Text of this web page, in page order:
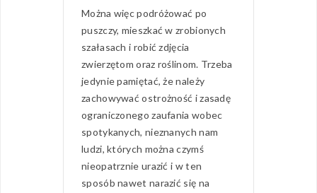
Można więc podróżować po
puszczy, mieszkać w zrobionych
szałasach i robić zdjęcia
zwierzętom oraz roślinom. Trzeba
jedynie pamiętać, że należy
zachowywać ostrożność i zasadę
ograniczonego zaufania wobec
spotykanych, nieznanych nam
ludzi, których można czymś
nieopatrznie urazić i w ten
sposób nawet narazić się na